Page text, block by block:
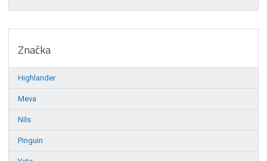
Značka
Highlander
Meva
Nils
Pinguin